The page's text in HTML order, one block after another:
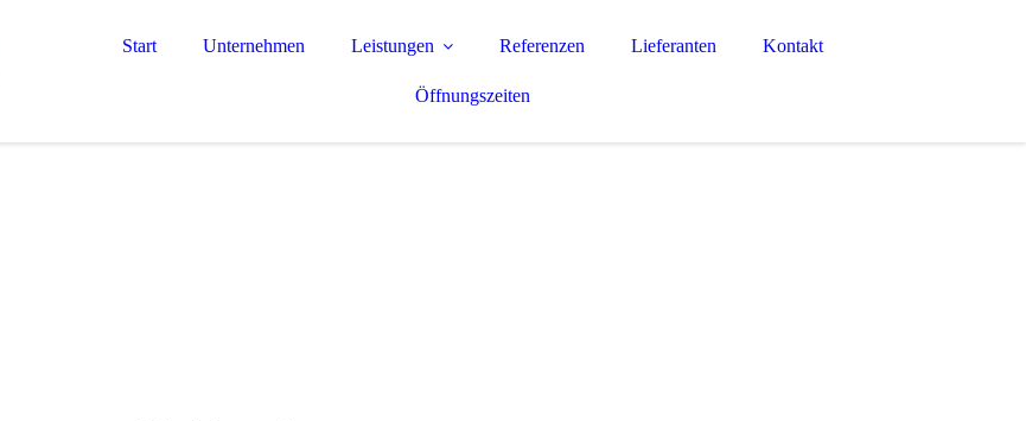
Start Unternehmen Leistungen Referenzen Lieferanten Kontakt
Öffnungszeiten